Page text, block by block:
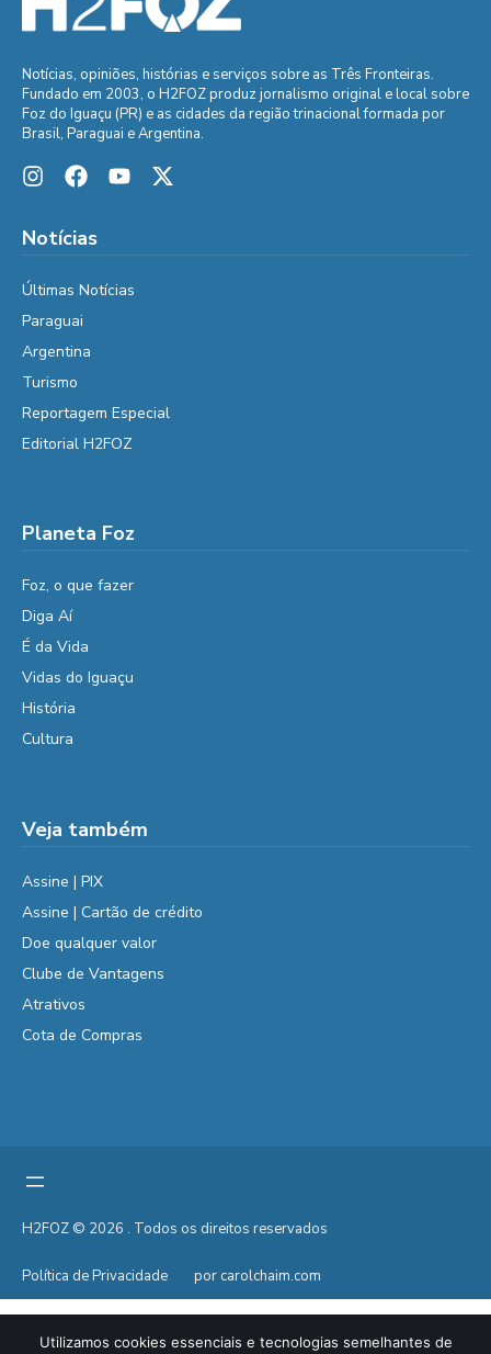
Notícias, opiniões, histórias e serviços sobre as Três Fronteiras.
Fundado em 2003, o H2FOZ produz jornalismo original e local sobre
Foz do Iguaçu (PR) e as cidades da região trinacional formada por
Brasil, Paraguai e Argentina.
Notícias
Últimas Notícias
Paraguai
Argentina
Turismo
Reportagem Especial
Editorial H2FOZ
Planeta Foz
Foz, o que fazer
Diga Aí
É da Vida
Vidas do Iguaçu
História
Cultura
Veja também
Assine | PIX
Assine | Cartão de crédito
Doe qualquer valor
Clube de Vantagens
Atrativos
Cota de Compras
H2FOZ © 2026 . Todos os direitos reservados
Política de Privacidade por carolchaim.com
Utilizamos cookies essenciais e tecnologias semelhantes de